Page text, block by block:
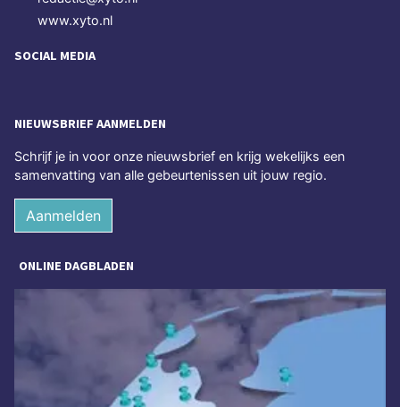
www.xyto.nl
SOCIAL MEDIA
NIEUWSBRIEF AANMELDEN
Schrijf je in voor onze nieuwsbrief en krijg wekelijks een
samenvatting van alle gebeurtenissen uit jouw regio.
Aanmelden
ONLINE DAGBLADEN